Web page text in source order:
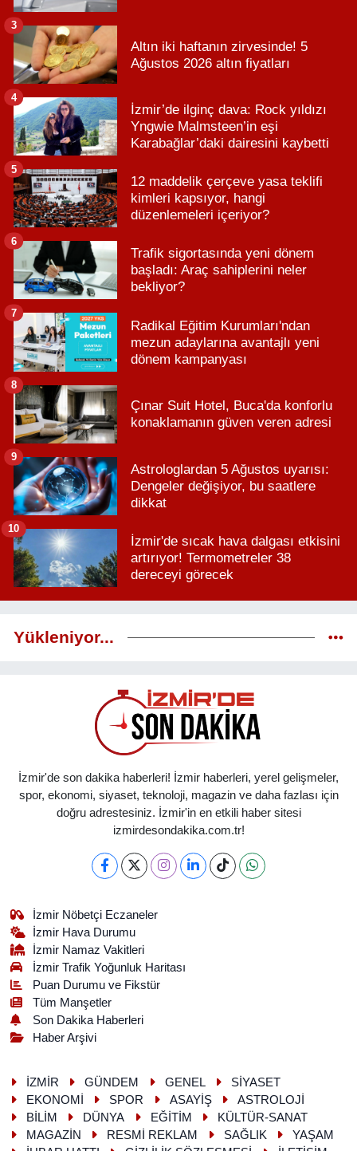
Altın iki haftanın zirvesinde! 5
Ağustos 2026 altın fiyatları
3
İzmir’de ilginç dava: Rock yıldızı
Yngwie Malmsteen’in eşi
Karabağlar’daki dairesini kaybetti
4
12 maddelik çerçeve yasa teklifi
kimleri kapsıyor, hangi
düzenlemeleri içeriyor?
5
Trafik sigortasında yeni dönem
başladı: Araç sahiplerini neler
bekliyor?
6
Radikal Eğitim Kurumları'ndan
mezun adaylarına avantajlı yeni
dönem kampanyası
7
Çınar Suit Hotel, Buca'da konforlu
konaklamanın güven veren adresi
8
Astrologlardan 5 Ağustos uyarısı:
Dengeler değişiyor, bu saatlere
dikkat
9
İzmir'de sıcak hava dalgası etkisini
artırıyor! Termometreler 38
dereceyi görecek
10
Yükleniyor...
İzmir'de son dakika haberleri! İzmir haberleri, yerel gelişmeler,
spor, ekonomi, siyaset, teknoloji, magazin ve daha fazlası için
doğru adrestesiniz. İzmir'in en etkili haber sitesi
izmirdesondakika.com.tr!
İzmir Nöbetçi Eczaneler
İzmir Hava Durumu
İzmir Namaz Vakitleri
İzmir Trafik Yoğunluk Haritası
Puan Durumu ve Fikstür
Tüm Manşetler
Son Dakika Haberleri
Haber Arşivi
İZMİR GÜNDEM GENEL
SİYASET
EKONOMİ
SPOR ASAYİŞ
ASTROLOJİ
BİLİM
DÜNYA EĞİTİM
KÜLTÜR-SANAT
MAGAZİN
RESMİ REKLAM SAĞLIK
YAŞAM